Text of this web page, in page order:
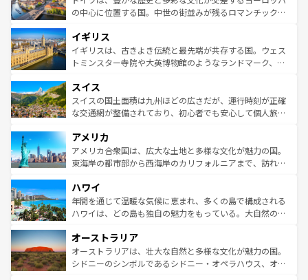
ンテンツ一覧を参照してほしい。
から魅了する。また、フランスは美食の国としても知ら
いる。シャンパンの発祥地であるランス、プロヴァンスの
香り高いラベンダー畑など、多彩な楽しみ方が可能だ。さ
らに、パリ以外の地域にも魅力が溢れており、どの街角に
れる地方に足を運ぶとそれぞれで全く異なる文化を体験で
きるだろう。 なお、新着のフランス情報はコンテンツ一覧
を参照してほしい。
の中心に位置する国。中世の街並みが残るロマンチック街
顔を持つこの国は、どこを歩いても飽きることがない。ベ
ルリンの文化的活気、バイエルン州のアルプスの絶景、そ
してライン川沿いのワイン畑といった風景は必見。ビール
は、お酒好きな人にはぜひ体験してほしい。 なお、新着の
ドイツ情報はコンテンツ一覧を参照してほしい。
イギリス
イギリスは、古きよき伝統と最先端が共存する国。ウェス
トミンスター寺院や大英博物館のようなランドマーク、歴
リアごとに異なる魅力がある。また、優雅なアフタヌーン
ティー、ビール好きにはたまらない英国パブ、サッカー観
戦など、本場だからこそできる体験も豊富。イギリスを旅
ンツ一覧を参照してほしい。
スイス
スイスの国土面積は九州ほどの広さだが、運行時刻が正確
な交通網が整備されており、初心者でも安心して個人旅行
の建物がそのまま残る町や、スイスならではのユニークな
博物館もあり、アルプス観光だけでなく町歩きも満喫する
ことができる。国民の所得が高いため物価も高いが、旅行
ば市内交通費無料で観光を楽しむこともできる。 なお、新
着のスイス情報はコンテンツ一覧 を参照してほしい。
アメリカ
アメリカ合衆国は、広大な土地と多様な文化が魅力の国。
東海岸の都市部から西海岸のカリフォルニアまで、訪れる
のような巨大都市は、観光、ショッピング、エンターテイ
ンメントが詰まった刺激的なスポットだ。一方、アメリカ
西部には大自然が広がり、グランドキャニオンやイエロー
部のニューオーリンズでは、音楽と美食が融合した独特の
文化が魅力。旅行者はアメリカの各地域で異なる魅力を楽
しみながら、その多様性と豊かな歴史を感じることができ
ハワイ
年間を通じて温暖な気候に恵まれ、多くの島で構成される
ハワイは、どの島も独自の魅力をもっている。大自然の神
ワイ島は見逃せない。また、定番の観光地といえばオアフ
島だが、静かな自然を求めるならマウイ島やカウアイ島が
おすすめ。エメラルドグリーンに輝く海をはじめ、豊かな
オーストラリア
オーストラリアは、壮大な自然と多様な文化が魅力の国。
シドニーのシンボルであるシドニー・オペラハウス、オー